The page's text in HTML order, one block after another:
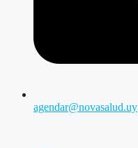
agendar@novasalud.uy